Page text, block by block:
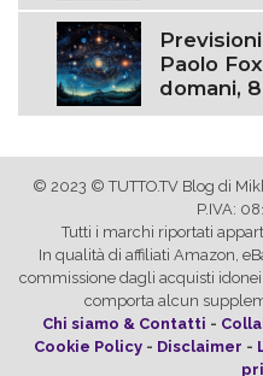
Paolo
domani,
© 2023 © TUTTO.TV Blog di
P.IVA:
Tutti i marchi riportati
In qualità di affiliati Amazon,
commissione dagli acquisti
comporta alcun
Chi siamo & Contatti -
Cookie Policy - Disclaimer -